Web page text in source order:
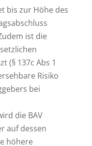
bis zur Höhe des
ist die
(§ 137c Abs 1
Risiko
bei
die BAV
auf dessen
höhere